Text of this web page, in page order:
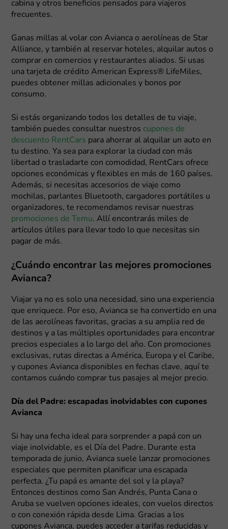
cabina y otros beneficios pensados para viajeros
frecuentes.
Ganas millas al volar con Avianca o aerolíneas de Star
Alliance, y también al reservar hoteles, alquilar autos o
comprar en comercios y restaurantes aliados. Si usas
una tarjeta de crédito American Express® LifeMiles,
puedes obtener millas adicionales y bonos por
consumo.
Si estás organizando todos los detalles de tu viaje,
también puedes consultar nuestros cupones de
descuento RentCars para ahorrar al alquilar un auto en
tu destino. Ya sea para explorar la ciudad con más
libertad o trasladarte con comodidad, RentCars ofrece
opciones económicas y flexibles en más de 160 países.
Además, si necesitas accesorios de viaje como
mochilas, parlantes Bluetooth, cargadores portátiles u
organizadores, te recomendamos revisar nuestras
promociones de Temu. Allí encontrarás miles de
artículos útiles para llevar todo lo que necesitas sin
pagar de más.
¿Cuándo encontrar las mejores promociones
Avianca?
Viajar ya no es solo una necesidad, sino una experiencia
que enriquece. Por eso, Avianca se ha convertido en una
de las aerolíneas favoritas, gracias a su amplia red de
destinos y a las múltiples oportunidades para encontrar
precios especiales a lo largo del año. Con promociones
exclusivas, rutas directas a América, Europa y el Caribe,
y cupones Avianca disponibles en fechas clave, aquí te
contamos cuándo comprar tus pasajes al mejor precio.
Día del Padre: escapadas inolvidables con cupones
Avianca
Si hay una fecha ideal para sorprender a papá con un
viaje inolvidable, es el Día del Padre. Durante esta
temporada de junio, Avianca suele lanzar promociones
especiales que permiten planificar una escapada
perfecta. ¿Tu papá es amante del sol y la playa?
Entonces destinos como San Andrés, Punta Cana o
Aruba se vuelven opciones ideales, con vuelos directos
o con conexión rápida desde Lima. Gracias a los
cupones Avianca, puedes acceder a tarifas reducidas y